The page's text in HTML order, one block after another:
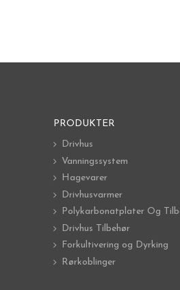
PRODUKTER
Drivhus
Vanningssystem
Hagevarer
Drivhusvarmer
Polykarbonatplater Og
Drivhus Tilbehør
Forkultivering og Dyrking
Rørkoblinger